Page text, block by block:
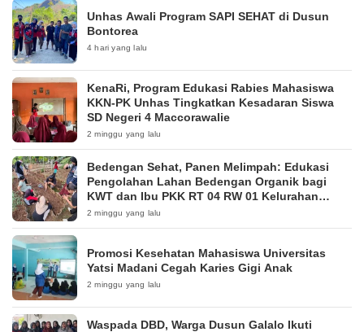
Unhas Awali Program SAPI SEHAT di Dusun
Bontorea
4 hari yang lalu
KenaRi, Program Edukasi Rabies Mahasiswa
KKN-PK Unhas Tingkatkan Kesadaran Siswa
SD Negeri 4 Maccorawalie
2 minggu yang lalu
Bedengan Sehat, Panen Melimpah: Edukasi
Pengolahan Lahan Bedengan Organik bagi
KWT dan Ibu PKK RT 04 RW 01 Kelurahan
Pakintelan
2 minggu yang lalu
Promosi Kesehatan Mahasiswa Universitas
Yatsi Madani Cegah Karies Gigi Anak
2 minggu yang lalu
Waspada DBD, Warga Dusun Galalo Ikuti